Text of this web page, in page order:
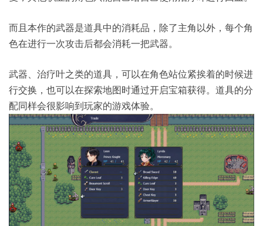
而且本作的武器是道具中的消耗品，除了主角以外，每个角
色在进行一次攻击后都会消耗一把武器。
武器、治疗叶之类的道具，可以在角色站位紧挨着的时候进
行交换，也可以在探索地图时通过开启宝箱获得。道具的分
配同样会很影响到玩家的游戏体验。